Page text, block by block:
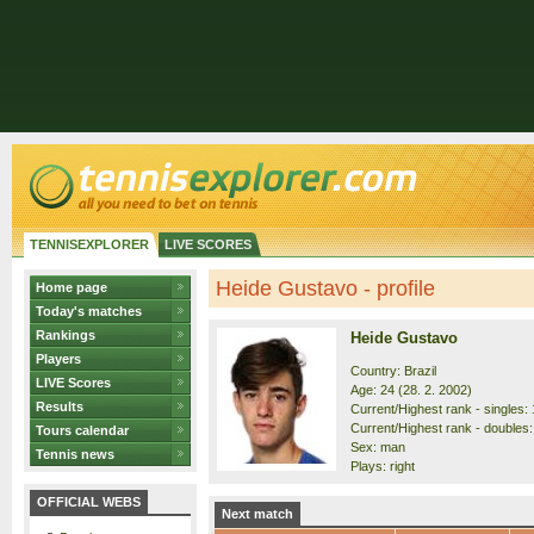
TENNISEXPLORER LIVE SCORES
Home page
Today's matches
Rankings
Players
LIVE Scores
Results
Tours calendar
Tennis news
OFFICIAL WEBS
Heide Gustavo - profile
Heide Gustavo
Country: Brazil
Age: 24 (28. 2. 2002)
Current/Highest rank - singles:
Current/Highest rank -
Sex: man
Plays: right
Next match